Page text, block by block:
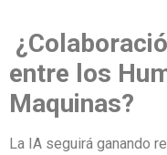
entre los
Maquinas?
La IA seguirá ganando